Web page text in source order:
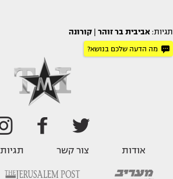
תגיות: אביבית בר זוהר קורונה
מה הדעה שלכם בנושא?
אודות צור קשר תגיות